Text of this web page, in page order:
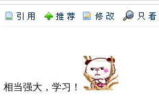
相当强大，学习！